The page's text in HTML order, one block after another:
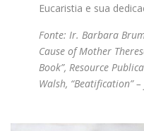
Eucaristia e sua
Fonte: Ir. Barbara
Cause of Mother
Book”, Resource
Walsh, “Beatification”